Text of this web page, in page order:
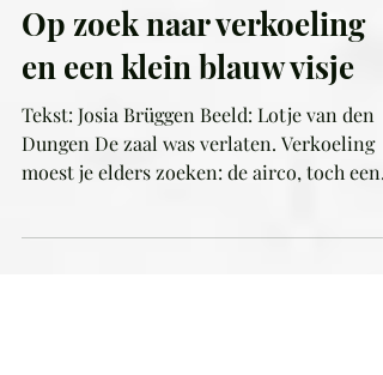
Morocco
Op zoek naar verkoeling
en een klein blauw visje
Tekst: Josia Brüggen Beeld: Lotje van den
moest je elders zoeken: de airco, toch een